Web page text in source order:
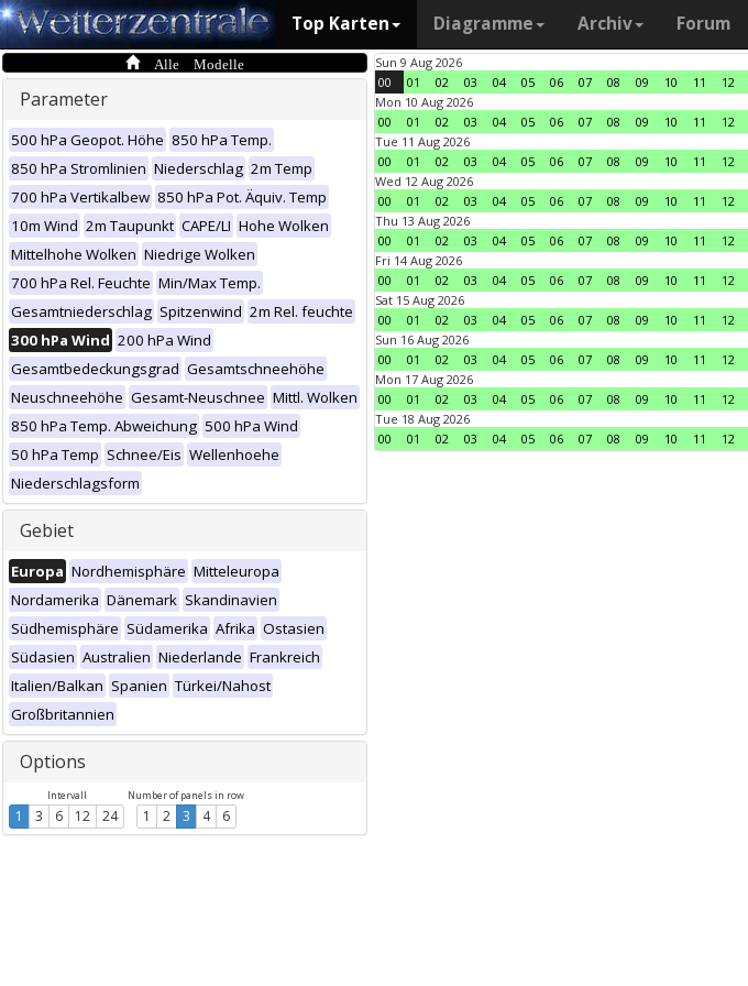
Top Karten Diagramme Archiv Forum
Alle Modelle
Parameter
500 hPa Geopot. Höhe 850 hPa Temp.
850 hPa Stromlinien Niederschlag 2m Temp
700 hPa Vertikalbew 850 hPa Pot. Äquiv. Temp
10m Wind 2m Taupunkt CAPE/LI Hohe Wolken
Mittelhohe Wolken Niedrige Wolken
700 hPa Rel. Feuchte Min/Max Temp.
Gesamtniederschlag Spitzenwind 2m Rel. feuchte
300 hPa Wind 200 hPa Wind
Gesamtbedeckungsgrad Gesamtschneehöhe
Neuschneehöhe Gesamt-Neuschnee Mittl. Wolken
850 hPa Temp. Abweichung 500 hPa Wind
50 hPa Temp Schnee/Eis Wellenhoehe
Niederschlagsform
Gebiet
Europa Nordhemisphäre Mitteleuropa
Nordamerika Dänemark Skandinavien
Südhemisphäre Südamerika Afrika Ostasien
Südasien Australien Niederlande Frankreich
Italien/Balkan Spanien Türkei/Nahost
Großbritannien
Options
Intervall
1 3 6 12 24
Number of panels in row
1 2 3 4 6
Sun 9 Aug 2026
00
01 02 03 04 05 06 07 08 09 10 11 12
Mon 10 Aug 2026
00
01 02 03 04 05 06 07 08 09 10 11 12
Tue 11 Aug 2026
00
01 02 03 04 05 06 07 08 09 10 11 12
Wed 12 Aug 2026
00
01 02 03 04 05 06 07 08 09 10 11 12
Thu 13 Aug 2026
00
01 02 03 04 05 06 07 08 09 10 11 12
Fri 14 Aug 2026
00
01 02 03 04 05 06 07 08 09 10 11 12
Sat 15 Aug 2026
00
01 02 03 04 05 06 07 08 09 10 11 12
Sun 16 Aug 2026
00
01 02 03 04 05 06 07 08 09 10 11 12
Mon 17 Aug 2026
00
01 02 03 04 05 06 07 08 09 10 11 12
Tue 18 Aug 2026
00
01 02 03 04 05 06 07 08 09 10 11 12